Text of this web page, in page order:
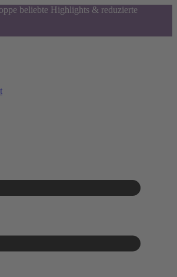
beliebte Highlights & reduzierte